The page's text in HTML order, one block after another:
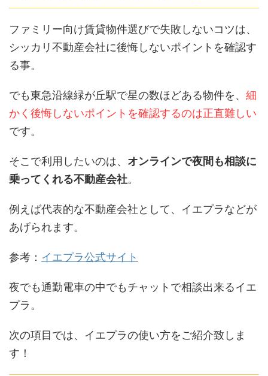
ファミリー向け賃貸物件選びで失敗しないコツは、
シッカリ不動産会社に後悔しないポイントを確認す
る事。
でも東急沿線緑が丘駅で星の数ほどある物件を、 細
かく後悔しないポイントを確認するのは正直難しい
です。
そこで利用したいのは、 オンラインで夜間も相談に
乗ってくれる不動産会社。
例えば代表的な不動産会社として、イエプラなどが
あげられます。
参考： イエプラ公式サイト
夜でも通勤電車の中でもチャットで相談出来るイエ
プラ。
次の項目では、イエプラの使い方をご紹介致しま
す！